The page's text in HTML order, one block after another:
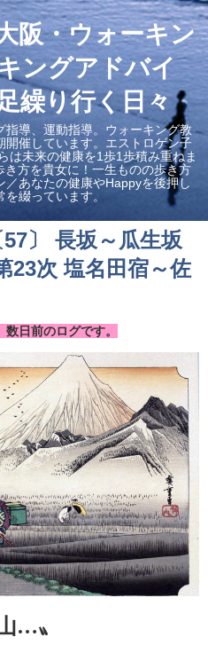
阪・ウォーキン
ングアドバイ
繰り行く日々
指導、運動指導。ウォーキング教
催しています。エストロゲン子
は未来の健康を1歩1歩積み重ねま
方を貴女に！一生ものの歩き方
あなたの健康やHappyを後押し
綴っています。
〕 長坂～瓜生坂
23次 塩名田宿～佐
日前のログです。
…〟